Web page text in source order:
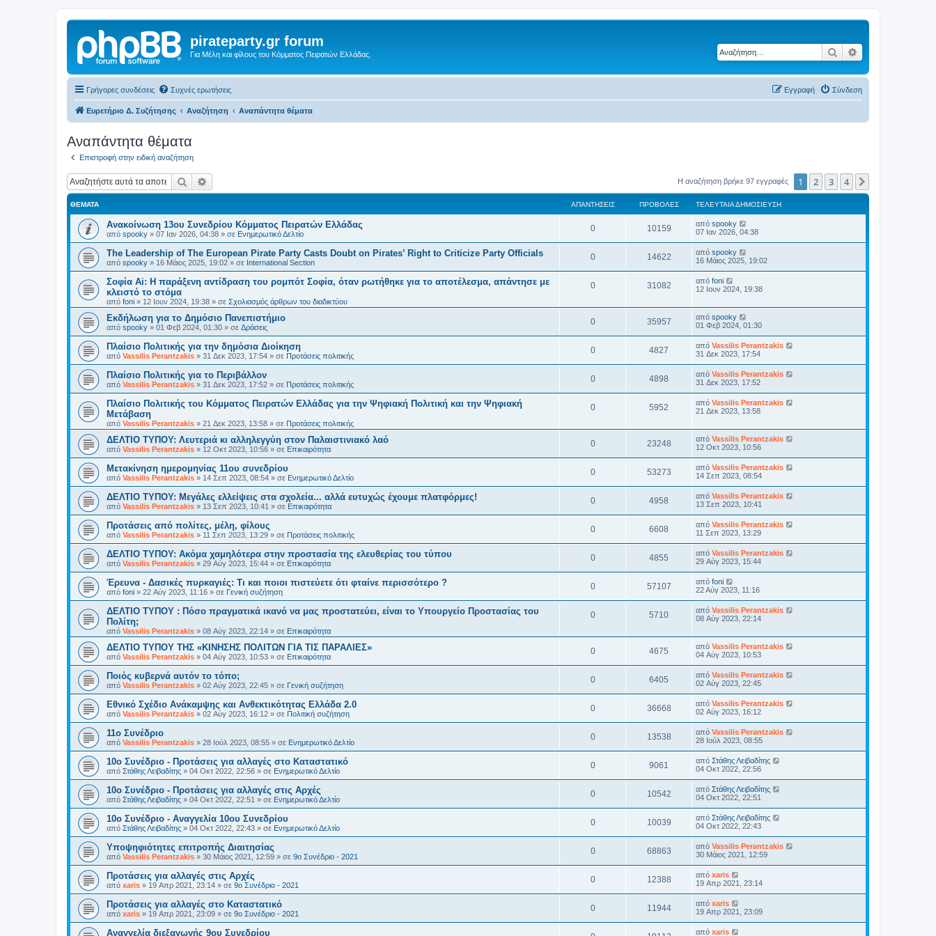
pirateparty.gr forum
Για Μέλη και φίλους του Κόμματος Πειρατών Ελλάδας. Αναζήτηση
Γρήγορες συνδέσεις Συχνές ερωτήσεις Σύνδεση
Εγγραφή
Ευρετήριο Δ. Συζήτησης Αναζήτηση Αναπάντητα θέματα
Αναπάντητα θέματα
Επιστροφή στην ειδική αναζήτηση
Αναζήτηση Η αναζήτηση βρήκε 97 εγγραφές 1 2 3 4
ΘΈΜΑΤΑ ΑΠΑΝΤΉΣΕΙΣ ΠΡΟΒΟΛΈΣ ΤΕΛΕΥΤΑΊΑ ΔΗΜΟΣΊΕΥΣΗ
Ανακοίνωση 13ου Συνεδρίου Κόμματος Πειρατών Ελλάδας
από spooky » 07 Ιαν 2026, 04:38 » σε Ενημερωτικό Δελτίο
0 10159 από spooky
07 Ιαν 2026, 04:38
The Leadership of The European Pirate Party Casts Doubt on Pirates’ Right to Criticize Party Officials
από spooky » 16 Μάιος 2025, 19:02 » σε International Section
0 14622 από spooky
16 Μάιος 2025, 19:02
Σοφία Ai: Η παράξενη αντίδραση του ρομπότ Σοφία, όταν ρωτήθηκε για το αποτέλεσμα, απάντησε με
κλειστό το στόμα
από foni » 12 Ιουν 2024, 19:38 » σε Σχολιασμός άρθρων του διαδικτύου
0 31082 από foni
12 Ιουν 2024, 19:38
Εκδήλωση για το Δημόσιο Πανεπιστήμιο
από spooky » 01 Φεβ 2024, 01:30 » σε Δράσεις
0 35957 από spooky
01 Φεβ 2024, 01:30
Πλαίσιο Πολιτικής για την δημόσια Διοίκηση
από Vassilis Perantzakis » 31 Δεκ 2023, 17:54 » σε Προτάσεις πολιτικής
0 4827 από Vassilis Perantzakis
31 Δεκ 2023, 17:54
Πλαίσιο Πολιτικής για το Περιβάλλον
από Vassilis Perantzakis » 31 Δεκ 2023, 17:52 » σε Προτάσεις πολιτικής
0 4898 από Vassilis Perantzakis
31 Δεκ 2023, 17:52
Πλαίσιο Πολιτικής του Κόμματος Πειρατών Ελλάδας για την Ψηφιακή Πολιτική και την Ψηφιακή
Μετάβαση
από Vassilis Perantzakis » 21 Δεκ 2023, 13:58 » σε Προτάσεις πολιτικής
0 5952 από Vassilis Perantzakis
21 Δεκ 2023, 13:58
ΔΕΛΤΙΟ ΤΥΠΟΥ: Λευτεριά κι αλληλεγγύη στον Παλαιστινιακό λαό
από Vassilis Perantzakis » 12 Οκτ 2023, 10:56 » σε Επικαιρότητα
0 23248 από Vassilis Perantzakis
12 Οκτ 2023, 10:56
Μετακίνηση ημερομηνίας 11ου συνεδρίου
από Vassilis Perantzakis » 14 Σεπ 2023, 08:54 » σε Ενημερωτικό Δελτίο
0 53273 από Vassilis Perantzakis
14 Σεπ 2023, 08:54
ΔΕΛΤΙΟ ΤΥΠΟΥ: Μεγάλες ελλείψεις στα σχολεία... αλλά ευτυχώς έχουμε πλατφόρμες!
από Vassilis Perantzakis » 13 Σεπ 2023, 10:41 » σε Επικαιρότητα
0 4958 από Vassilis Perantzakis
13 Σεπ 2023, 10:41
Προτάσεις από πολίτες, μέλη, φίλους
από Vassilis Perantzakis » 11 Σεπ 2023, 13:29 » σε Προτάσεις πολιτικής
0 6608 από Vassilis Perantzakis
11 Σεπ 2023, 13:29
ΔΕΛΤΙΟ ΤΥΠΟΥ: Ακόμα χαμηλότερα στην προστασία της ελευθερίας του τύπου
από Vassilis Perantzakis » 29 Αύγ 2023, 15:44 » σε Επικαιρότητα
0 4855 από Vassilis Perantzakis
29 Αύγ 2023, 15:44
Έρευνα - Δασικές πυρκαγιές: Τι και ποιοι πιστεύετε ότι φταίνε περισσότερο ?
από foni » 22 Αύγ 2023, 11:16 » σε Γενική συζήτηση
0 57107 από foni
22 Αύγ 2023, 11:16
ΔΕΛΤΙΟ ΤΥΠΟΥ : Πόσο πραγματικά ικανό να μας προστατεύει, είναι το Υπουργείο Προστασίας του
Πολίτη;
από Vassilis Perantzakis » 08 Αύγ 2023, 22:14 » σε Επικαιρότητα
0 5710 από Vassilis Perantzakis
08 Αύγ 2023, 22:14
ΔΕΛΤΙΟ ΤΥΠΟΥ ΤΗΣ «ΚΙΝΗΣΗΣ ΠΟΛΙΤΩΝ ΓΙΑ ΤΙΣ ΠΑΡΑΛΙΕΣ»
από Vassilis Perantzakis » 04 Αύγ 2023, 10:53 » σε Επικαιρότητα
0 4675 από Vassilis Perantzakis
04 Αύγ 2023, 10:53
Ποιός κυβερνά αυτόν το τόπο;
από Vassilis Perantzakis » 02 Αύγ 2023, 22:45 » σε Γενική συζήτηση
0 6405 από Vassilis Perantzakis
02 Αύγ 2023, 22:45
Eθνικό Σχέδιο Ανάκαμψης και Ανθεκτικότητας Ελλάδα 2.0
από Vassilis Perantzakis » 02 Αύγ 2023, 16:12 » σε Πολιτική συζήτηση
0 36668 από Vassilis Perantzakis
02 Αύγ 2023, 16:12
11o Συνέδριο
από Vassilis Perantzakis » 28 Ιούλ 2023, 08:55 » σε Ενημερωτικό Δελτίο
0 13538 από Vassilis Perantzakis
28 Ιούλ 2023, 08:55
10ο Συνέδριο - Προτάσεις για αλλαγές στο Καταστατικό
από Στάθης Λειβαδίτης » 04 Οκτ 2022, 22:56 » σε Ενημερωτικό Δελτίο
0 9061 από Στάθης Λειβαδίτης
04 Οκτ 2022, 22:56
10ο Συνέδριο - Προτάσεις για αλλαγές στις Αρχές
από Στάθης Λειβαδίτης » 04 Οκτ 2022, 22:51 » σε Ενημερωτικό Δελτίο
0 10542 από Στάθης Λειβαδίτης
04 Οκτ 2022, 22:51
10ο Συνέδριο - Αναγγελία 10ου Συνεδρίου
από Στάθης Λειβαδίτης » 04 Οκτ 2022, 22:43 » σε Ενημερωτικό Δελτίο
0 10039 από Στάθης Λειβαδίτης
04 Οκτ 2022, 22:43
Υποψηφιότητες επιτροπής Διαιτησίας
από Vassilis Perantzakis » 30 Μάιος 2021, 12:59 » σε 9ο Συνέδριο - 2021
0 68863 από Vassilis Perantzakis
30 Μάιος 2021, 12:59
Προτάσεις για αλλαγές στις Αρχές
από xaris » 19 Απρ 2021, 23:14 » σε 9ο Συνέδριο - 2021
0 12388 από xaris
19 Απρ 2021, 23:14
Προτάσεις για αλλαγές στο Καταστατικό
από xaris » 19 Απρ 2021, 23:09 » σε 9ο Συνέδριο - 2021
0 11944 από xaris
19 Απρ 2021, 23:09
Αναγγελία διεξαγωγής 9ου Συνεδρίου από xaris